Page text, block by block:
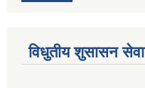
विधुतीय शुसासन सेवा